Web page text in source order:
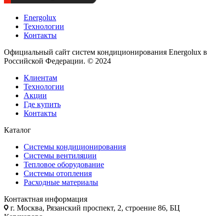
Energolux
Технологии
Контакты
Официальный сайт систем кондиционирования Energolux в
Российской Федерации. © 2024
Клиентам
Технологии
Акции
Где купить
Контакты
Каталог
Системы кондиционирования
Системы вентиляции
Тепловое оборудование
Системы отопления
Расходные материалы
Контактная информация
г. Москва, Рязанский проспект, 2, строение 86, БЦ